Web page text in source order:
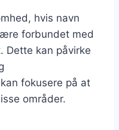
hvis navn
forbundet med
Dette kan påvirke
fokusere på at
områder.